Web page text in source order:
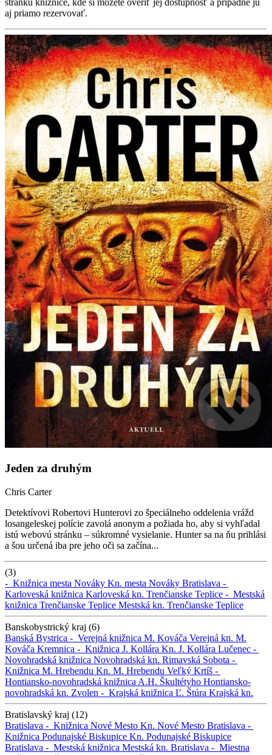
stránku knižnice, kde si môžete overiť jej dostupnosť a prípadne ju
aj priamo rezervovať.
Jeden za druhým
Chris Carter
Detektívovi Robertovi Hunterovi zo špeciálneho oddelenia vrážd
losangeleskej polície zavolá anonym a požiada ho, aby si vyhľadal
istú webovú stránku – súkromné vysielanie. Hunter sa na ňu prihlási
a šou určená iba pre jeho oči sa začína...
(3)
- Knižnica mesta Nováky Kn. mesta Nováky Bratislava -
Karloveská knižnica Karloveská kn. Trenčianske Teplice - Mestská
knižnica Trenčianske Teplice Mestská kn. Trenčianske Teplice
Banskobystrický kraj (6)
Banská Bystrica - Verejná knižnica M. Kováča Verejná kn. M.
Kováča Kremnica - Knižnica J. Kollára Kn. J. Kollára Lučenec -
Novohradská knižnica Novohradská kn. Rimavská Sobota -
Knižnica M. Hrebendu Kn. M. Hrebendu Veľký Krtíš -
Hontiansko-novohradská knižnica A.H. Škultétyho Hontiansko-
novohradská kn. Zvolen - Krajská knižnica Ľ. Štúra Krajská kn.
Bratislavský kraj (12)
Bratislava - Knižnica Nové Mesto Kn. Nové Mesto Bratislava -
Knižnica Podunajské Biskupice Kn. Podunajské Biskupice
Bratislava - Mestská knižnica Mestská kn. Bratislava - Miestna